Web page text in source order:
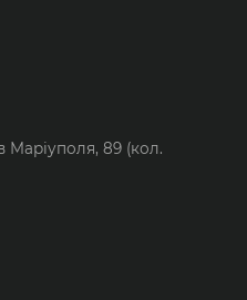
Маріуполя, 89 (кол.